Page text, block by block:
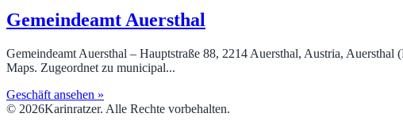
Gemeindeamt Auersthal
Gemeindeamt Auersthal – Hauptstraße 88, 2214 Auersthal, Austria,
Maps. Zugeordnet zu municipal...
Geschäft ansehen »
© 2026Karinratzer. Alle Rechte vorbehalten.